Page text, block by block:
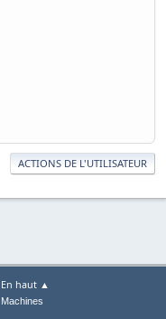
ACTIONS DE L'UTILISATEUR
En haut ▲